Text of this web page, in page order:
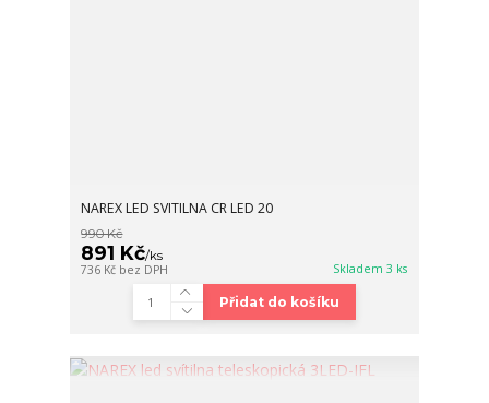
NAREX LED SVITILNA CR LED 20
990 Kč
891 Kč/ks
736 Kč bez DPH Skladem 3 ks
Přidat do košíku